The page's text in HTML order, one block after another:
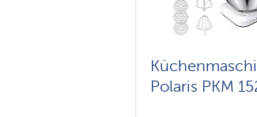
Polaris PKM